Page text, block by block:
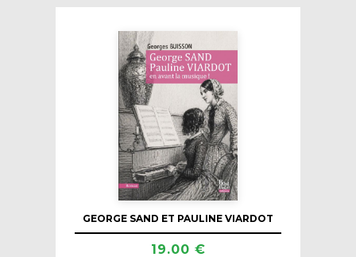
GEORGE SAND ET PAULINE VIARDOT
19.00 €